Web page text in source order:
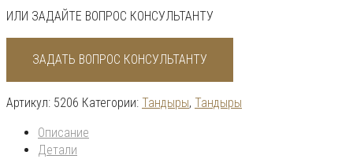
ИЛИ ЗАДАЙТЕ ВОПРОС КОНСУЛЬТАНТУ
ЗАДАТЬ ВОПРОС КОНСУЛЬТАНТУ
Артикул: 5206 Категории: Тандыры, Тандыры
Описание
Детали